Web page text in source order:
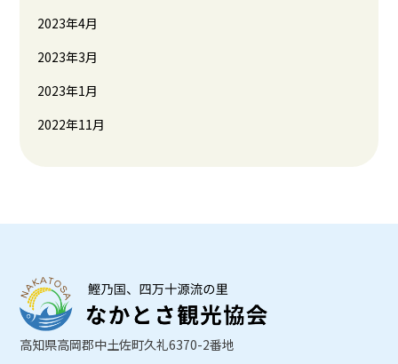
2023年4月
2023年3月
2023年1月
2022年11月
高知県高岡郡中土佐町久礼6370-2番地